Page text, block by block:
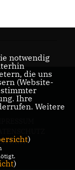
notwendig
die uns
(Website-
Ihre
Weitere
)
)